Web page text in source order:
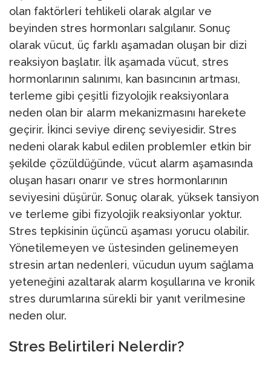
olan faktörleri tehlikeli olarak algılar ve
beyinden stres hormonları salgılanır. Sonuç
olarak vücut, üç farklı aşamadan oluşan bir dizi
reaksiyon başlatır. İlk aşamada vücut, stres
hormonlarının salınımı, kan basıncının artması,
terleme gibi çeşitli fizyolojik reaksiyonlara
neden olan bir alarm mekanizmasını harekete
geçirir. İkinci seviye direnç seviyesidir. Stres
nedeni olarak kabul edilen problemler etkin bir
şekilde çözüldüğünde, vücut alarm aşamasında
oluşan hasarı onarır ve stres hormonlarının
seviyesini düşürür. Sonuç olarak, yüksek tansiyon
ve terleme gibi fizyolojik reaksiyonlar yoktur.
Stres tepkisinin üçüncü aşaması yorucu olabilir.
Yönetilemeyen ve üstesinden gelinemeyen
stresin artan nedenleri, vücudun uyum sağlama
yeteneğini azaltarak alarm koşullarına ve kronik
stres durumlarına sürekli bir yanıt verilmesine
neden olur.
Stres Belirtileri Nelerdir?